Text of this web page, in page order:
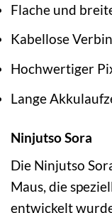
Flache und
Kabellose
Hochwertiger
Lange
Ninjutso Sora
Die Ninjutso
Maus, die
entwickelt